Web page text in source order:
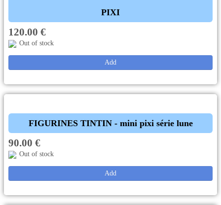
PIXI
120.00 €
Out of stock
Add
FIGURINES TINTIN - mini pixi série lune
90.00 €
Out of stock
Add